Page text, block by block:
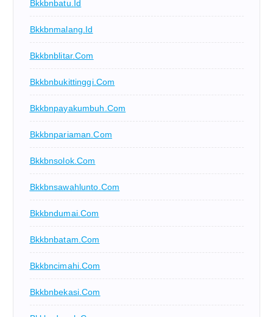
Bkkbnbatu.id
Bkkbnmalang.id
Bkkbnblitar.com
Bkkbnbukittinggi.com
Bkkbnpayakumbuh.com
Bkkbnpariaman.com
Bkkbnsolok.com
Bkkbnsawahlunto.com
Bkkbndumai.com
Bkkbnbatam.com
Bkkbncimahi.com
Bkkbnbekasi.com